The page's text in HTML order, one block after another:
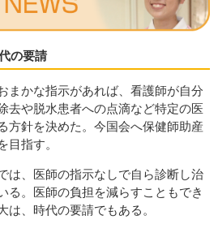
の要請
まかな指示があれば、看護師が自分
去や脱水患者への点滴など特定の医
方針を決めた。今国会へ保健師助産
目指す。
は、医師の指示なしで自ら診断し治
る。医師の負担を減らすこともでき
は、時代の要請でもある。